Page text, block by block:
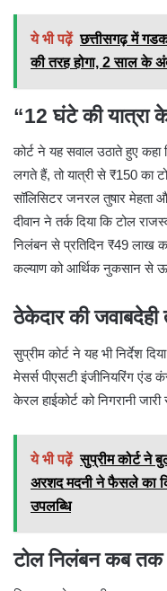
ये भी पढ़ें छत्तीसगढ़ में
की तरह होगा, 2 साल के
“12 घंटे की यात्रा
कोर्ट ने यह सवाल उठाते हुए
लगते हैं, तो यात्री से ₹150
सॉलिसिटर जनरल तुषार मेहता
दीवान ने तर्क दिया कि टोल
निलंबन से प्रतिदिन ₹49 लाख
कल्याण को आर्थिक नुकसान से
ठेकेदार की जवाबदेही
सुप्रीम कोर्ट ने यह भी निर्देश
मेसर्स पीएसटी इंजीनियरिंग एंड
केरल हाईकोर्ट को निगरानी
ये भी पढ़ें सुप्रीम कोर्ट ने
अरशद मदनी ने फैसले का
उपलब्धि
टोल निलंबन कब तक